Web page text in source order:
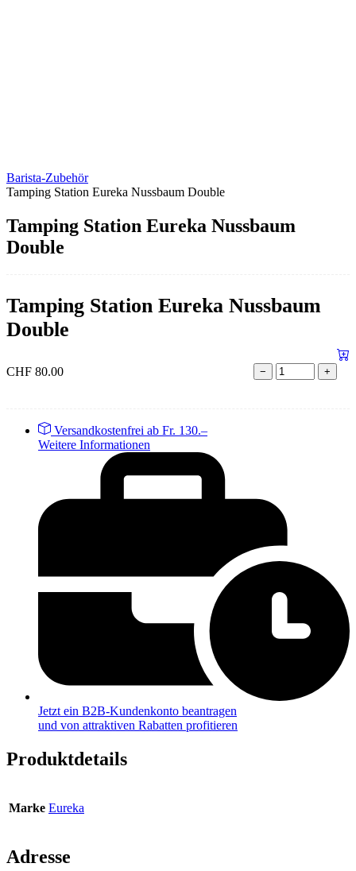
Barista-Zubehör
Tamping Station Eureka Nussbaum Double
Tamping Station Eureka Nussbaum
Double
Tamping Station Eureka Nussbaum
Double
CHF 80.00 − +
Versandkostenfrei ab Fr. 130.–
Weitere Informationen
Jetzt ein B2B-Kundenkonto beantragen
und von attraktiven Rabatten profitieren
Produktdetails
Marke Eureka
Adresse